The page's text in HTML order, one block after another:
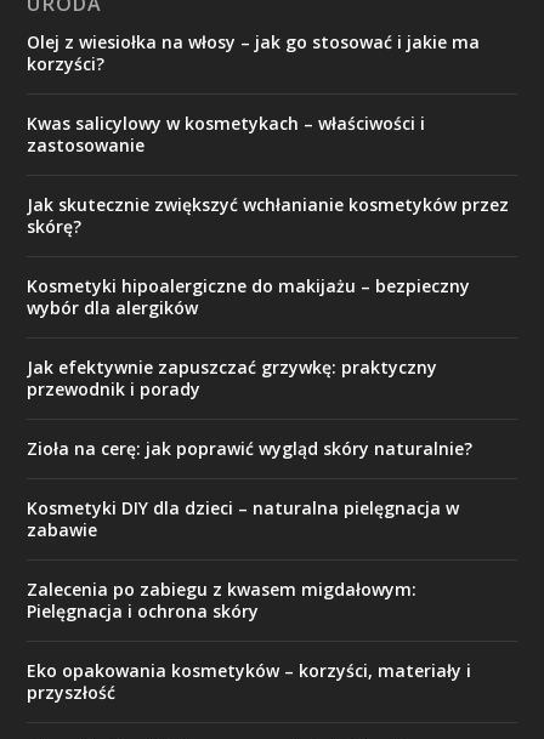
Olej z wiesiołka na włosy – jak go stosować i jakie ma
korzyści?
Kwas salicylowy w kosmetykach – właściwości i
zastosowanie
Jak skutecznie zwiększyć wchłanianie kosmetyków przez
skórę?
Kosmetyki hipoalergiczne do makijażu – bezpieczny
wybór dla alergików
Jak efektywnie zapuszczać grzywkę: praktyczny
przewodnik i porady
Zioła na cerę: jak poprawić wygląd skóry naturalnie?
Kosmetyki DIY dla dzieci – naturalna pielęgnacja w
zabawie
Zalecenia po zabiegu z kwasem migdałowym:
Pielęgnacja i ochrona skóry
Eko opakowania kosmetyków – korzyści, materiały i
przyszłość